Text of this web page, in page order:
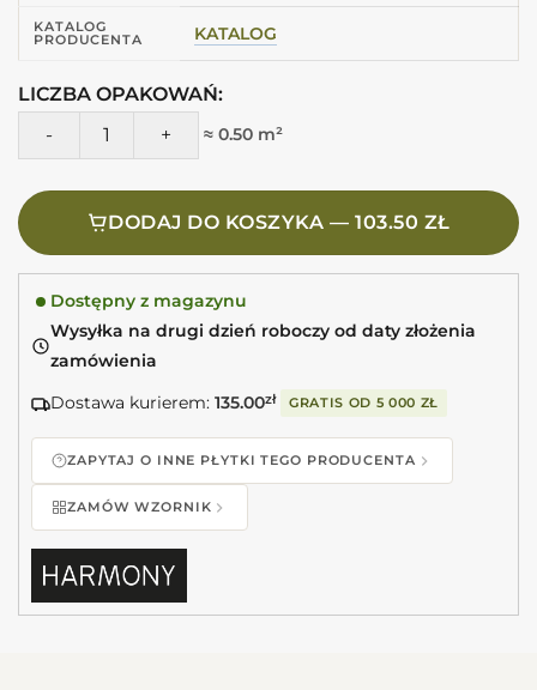
KATALOG
PRODUCENTA KATALOG
LICZBA OPAKOWAŃ:
ilość Harmony SAHN AQUA 6,5X20 Kafelki morskie mat
≈ 0.50 m²
DODAJ DO KOSZYKA — 103.50 ZŁ
Dostępny z magazynu
Wysyłka na drugi dzień roboczy od daty złożenia
zamówienia
Dostawa kurierem: 135.00zł GRATIS OD 5 000 ZŁ
ZAPYTAJ O INNE PŁYTKI TEGO PRODUCENTA
ZAMÓW WZORNIK